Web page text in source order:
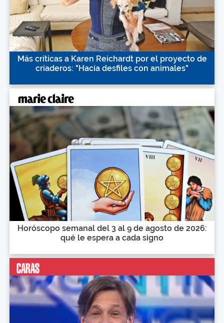
Más críticas a Karen Reichardt por el proyecto de
criaderos: "Hacía desfiles con animales"
Horóscopo semanal del 3 al 9 de agosto de 2026:
qué le espera a cada signo